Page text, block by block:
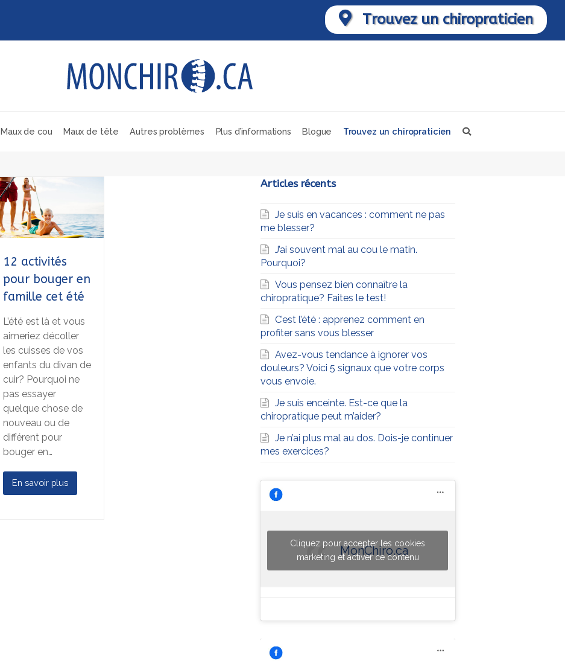
Trouvez un chiropraticien
Maux de cou Maux de tête Autres problèmes Plus d’informations Blogue Trouvez un chiropraticien
12 activités
pour bouger en
famille cet été
L’été est là et vous
aimeriez décoller
les cuisses de vos
enfants du divan de
cuir? Pourquoi ne
pas essayer
quelque chose de
nouveau ou de
différent pour
bouger en…
En savoir plus
Articles récents
Je suis en vacances : comment ne pas
me blesser?
J’ai souvent mal au cou le matin.
Pourquoi?
Vous pensez bien connaître la
chiropratique? Faites le test!
C’est l’été : apprenez comment en
profiter sans vous blesser
Avez-vous tendance à ignorer vos
douleurs? Voici 5 signaux que votre corps
vous envoie.
Je suis enceinte. Est-ce que la
chiropratique peut m’aider?
Je n’ai plus mal au dos. Dois-je continuer
mes exercices?
MonChiro.ca
Cliquez pour accepter les cookies
marketing et activer ce contenu